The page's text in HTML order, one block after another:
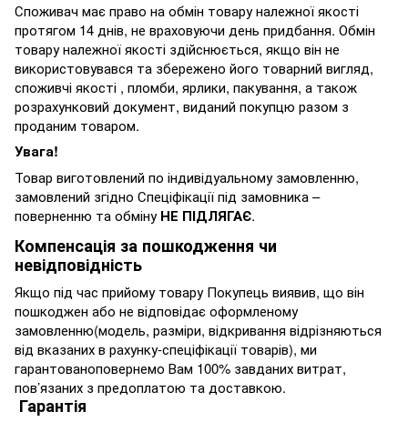
Споживач має право на обмін товару належної якості
протягом 14 днів, не враховуючи день придбання. Обмін
товару належної якості здійснюється, якщо він не
використовувався та збережено його товарний вигляд,
споживчі якості , пломби, ярлики, пакування, а також
розрахунковий документ, виданий покупцю разом з
проданим товаром.
Увага!
Товар виготовлений по індивідуальному замовленню,
замовлений згідно Спеціфікації під замовника –
поверненню та обмінуНЕ ПІДЛЯГАЄ.
Компенсація за пошкодження чи
невідповідність
Якщо під час прийому товару Покупець виявив, що він
пошкоджен або не відповідає оформленому
замовленню(модель, разміри, відкривання відрізняються
від вказаних в рахунку-спеціфікації товарів), ми
гарантованоповернемо Вам 100% завданих витрат,
пов’язаних з предоплатою та доставкою.
Гарантія